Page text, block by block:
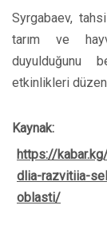
Syrgabaev,
tarım ve
duyulduğunu
etkinlikleri
Kaynak:
https://
dlia-razvitiia-
oblasti/